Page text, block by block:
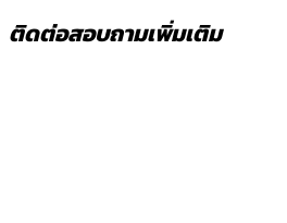
ติดต่อสอบถามเพิ่มเติม